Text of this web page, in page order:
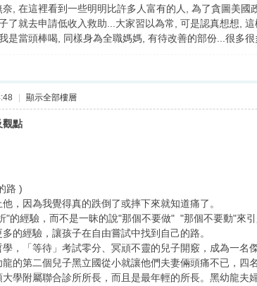
, 在這裡看到一些明明比許多人富有的人, 為了貪圖美
了就去申請低收入救助...大家習以為常, 可是認真想想,
是當頭棒喝, 同樣身為全職媽媽, 有待改善的部份...很多很
| 顯示全部樓層
觀點
路 )
，因為我覺得真的跌倒了或摔下來就知道痛了。
"的經驗，而不是一昧的說"那個不要做" "那個不要動"來引
的經驗，讓孩子在自由嘗試中找到自己的路。
，「等待」考試零分、冥頑不靈的兒子開竅，成為一名
的第二個兒子黑立國從小就讓他們夫妻倆頭痛不已，
學附屬聯合診所所長，而且是最年輕的所長。黑幼龍夫